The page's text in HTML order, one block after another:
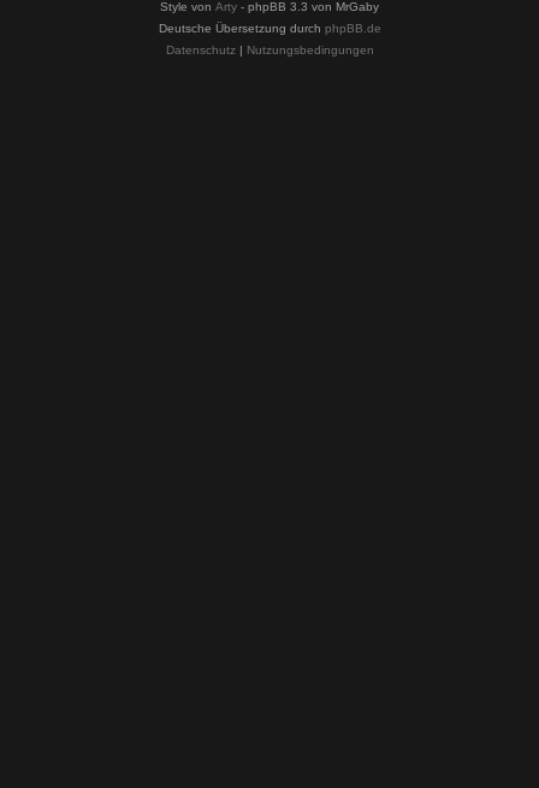
Style von Arty - phpBB 3.3 von MrGaby
Deutsche Übersetzung durch phpBB.de
Datenschutz| Nutzungsbedingungen